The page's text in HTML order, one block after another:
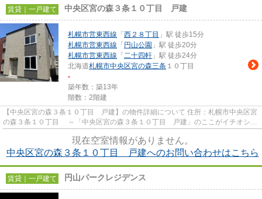
賃貸｜一戸建て 中央区宮の森３条１０丁目 戸建
札幌市営東西線 「 西２８丁目 」駅 徒歩15分
札幌市営東西線 「 円山公園 」駅 徒歩20分
札幌市営東西線 「 二十四軒 」駅 徒歩24分
北海道札幌市中央区宮の森三条 １０丁目
-
築年数：築13年
階数：2階建
【中央区宮の森３条１０丁目 戸建】の物件詳細について 住所：札幌市中央区宮
の森３条１０丁目 ～「中央区宮の森３条１０丁目 戸建」のここがイチオシ～
現在空室情報がありません。
中央区宮の森３条１０丁目 戸建へのお問い合わせはこちら
賃貸｜一戸建て 円山パークレジデンス